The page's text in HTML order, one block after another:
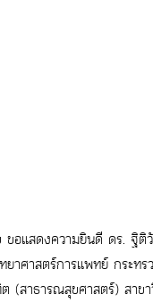
ขอแสดงความยินดี ดร. ฐิติ
าศาสตร์การแพทย์ กระทร
(สาธารณสุขศาสตร์) สาข